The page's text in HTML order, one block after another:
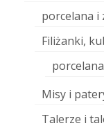
porcelana i
Filiżanki,
Misy i
Talerze i